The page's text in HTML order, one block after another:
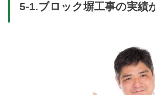
5-1.ブロック塀工事の実績